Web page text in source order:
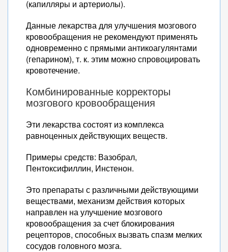
(капилляры и артериолы).
Данные лекарства для улучшения мозгового
кровообращения не рекомендуют применять
одновременно с прямыми антикоагулянтами
(гепарином), т. к. этим можно спровоцировать
кровотечение.
Комбинированные корректоры
мозгового кровообращения
Эти лекарства состоят из комплекса
равноценных действующих веществ.
Примеры средств: Вазобрал,
Пентоксифиллин, Инстенон.
Это препараты с различными действующими
веществами, механизм действия которых
направлен на улучшение мозгового
кровообращения за счет блокирования
рецепторов, способных вызвать спазм мелких
сосудов головного мозга.